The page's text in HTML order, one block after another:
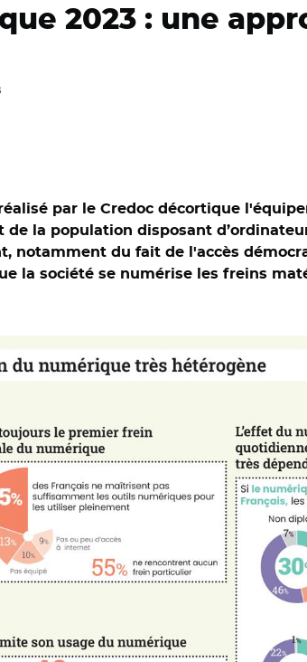
2023 : une
par le Credoc décortique
de la population disposant
notamment du fait de l'accès
la société se numérise les freins